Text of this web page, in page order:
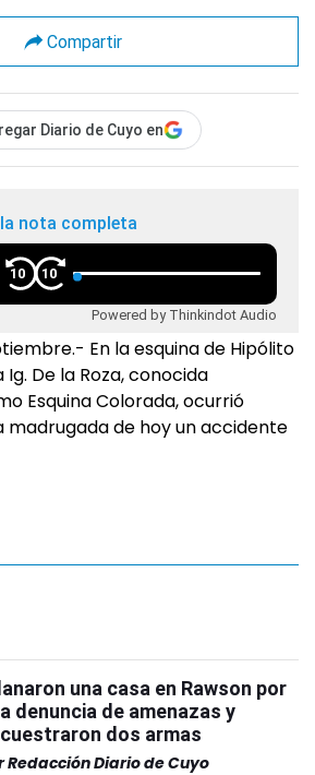
Compartir
Diario de Cuyo en
nota completa
10 10
Powered by Thinkindot Audio
En la esquina de Hipólito
De la Roza, conocida
Esquina Colorada, ocurrió
madrugada de hoy un accidente
una casa en Rawson por
denuncia de amenazas y
dos armas
Redacción Diario de Cuyo